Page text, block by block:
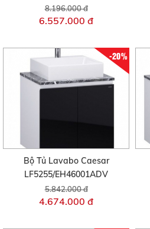
8.196.000 đ
6.557.000 đ
-20%
Bộ Tủ Lavabo Caesar
LF5255/EH46001ADV
5.842.000 đ
4.674.000 đ